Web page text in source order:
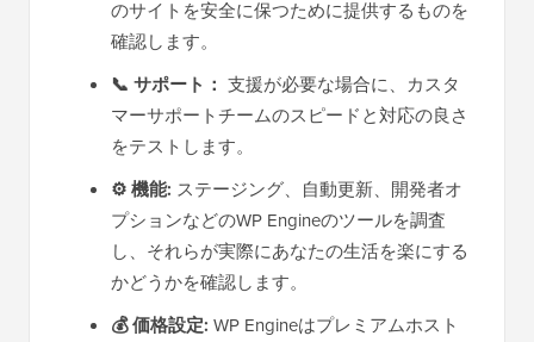
のサイトを安全に保つために提供するものを
確認します。
📞 サポート： 支援が必要な場合に、カスタ
マーサポートチームのスピードと対応の良さ
をテストします。
⚙️ 機能: ステージング、自動更新、開発者オ
プションなどのWP Engineのツールを調査
し、それらが実際にあなたの生活を楽にする
かどうかを確認します。
💰 価格設定: WP Engineはプレミアムホスト